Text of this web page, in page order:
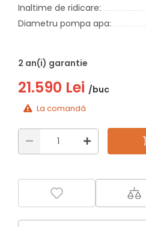
Inaltime de ridicare:
Diametru pompa apa:
2 an(i) garantie
21.590 Lei /buc
La comandă